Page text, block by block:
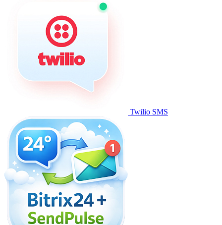
Twilio SMS